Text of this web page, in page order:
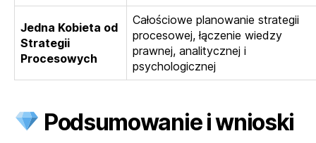
Jedna Kobieta od
Strategii
Procesowych
Całościowe planowanie strategii
procesowej, łączenie wiedzy
prawnej, analitycznej i
psychologicznej
Podsumowanie i wnioski